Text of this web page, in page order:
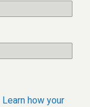
Learn how your